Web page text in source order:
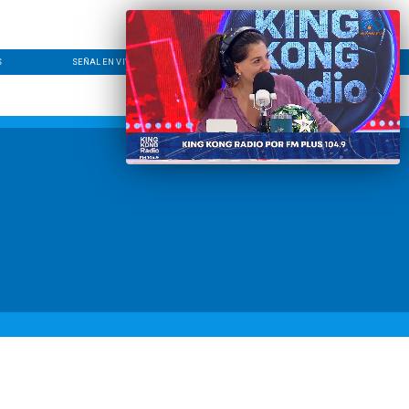
SEÑAL EN VIVO CONTACTO LÍNEA EDITORIAL